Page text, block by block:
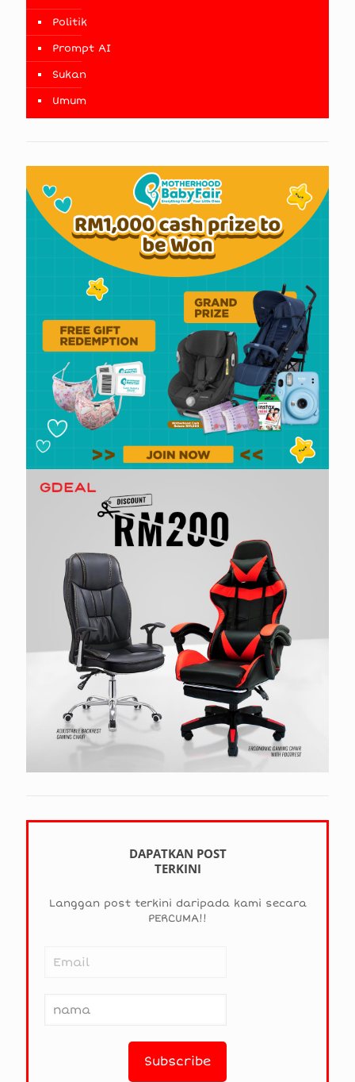
Politik
Prompt AI
Sukan
Umum
DAPATKAN POST
TERKINI
Langgan post terkini daripada kami secara
PERCUMA!!